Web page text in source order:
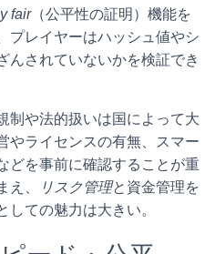
fair（公平性の証明）機能を
プレイヤーはハッシュ値やシ
んされていないかを検証でき
制や法的扱いは国によって大
やライセンスの有無、スマー
どを事前に確認することが重
え、
リスク管理と資金管理を
ての魅力は大きい。